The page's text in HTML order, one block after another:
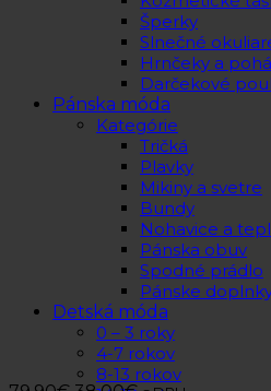
Šperky
Slnečné
Hrnčeky a
Darčekové
Pánska móda
Kategórie
Tričká
Plavky
Mikiny a svetre
Bundy
Nohavice a
Pánska obuv
Spodné prádlo
Pánske
Detská móda
0 – 3 roky
4-7 rokov
8-13 rokov